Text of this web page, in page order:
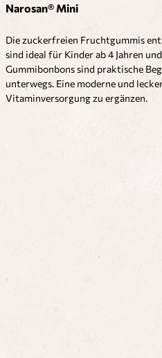
Narosan® Mini
Die zuckerfreien Fruchtgummis
sind ideal für Kinder ab 4 Jahren
Gummibonbons sind praktische
unterwegs. Eine moderne und
Vitaminversorgung zu ergänzen.